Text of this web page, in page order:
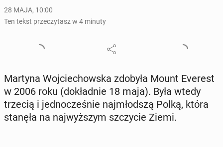
28 MAJA, 10:00
Ten tekst przeczytasz w 4 minuty
Martyna Woj­cie­chow­ska zdobyła Mount Everest
w 2006 roku (do­kład­nie 18 maja). Była wtedy
trzecią i jed­no­cze­śnie naj­młod­szą Polką, która
stanęła na naj­wyż­szym szczy­cie Ziemi.